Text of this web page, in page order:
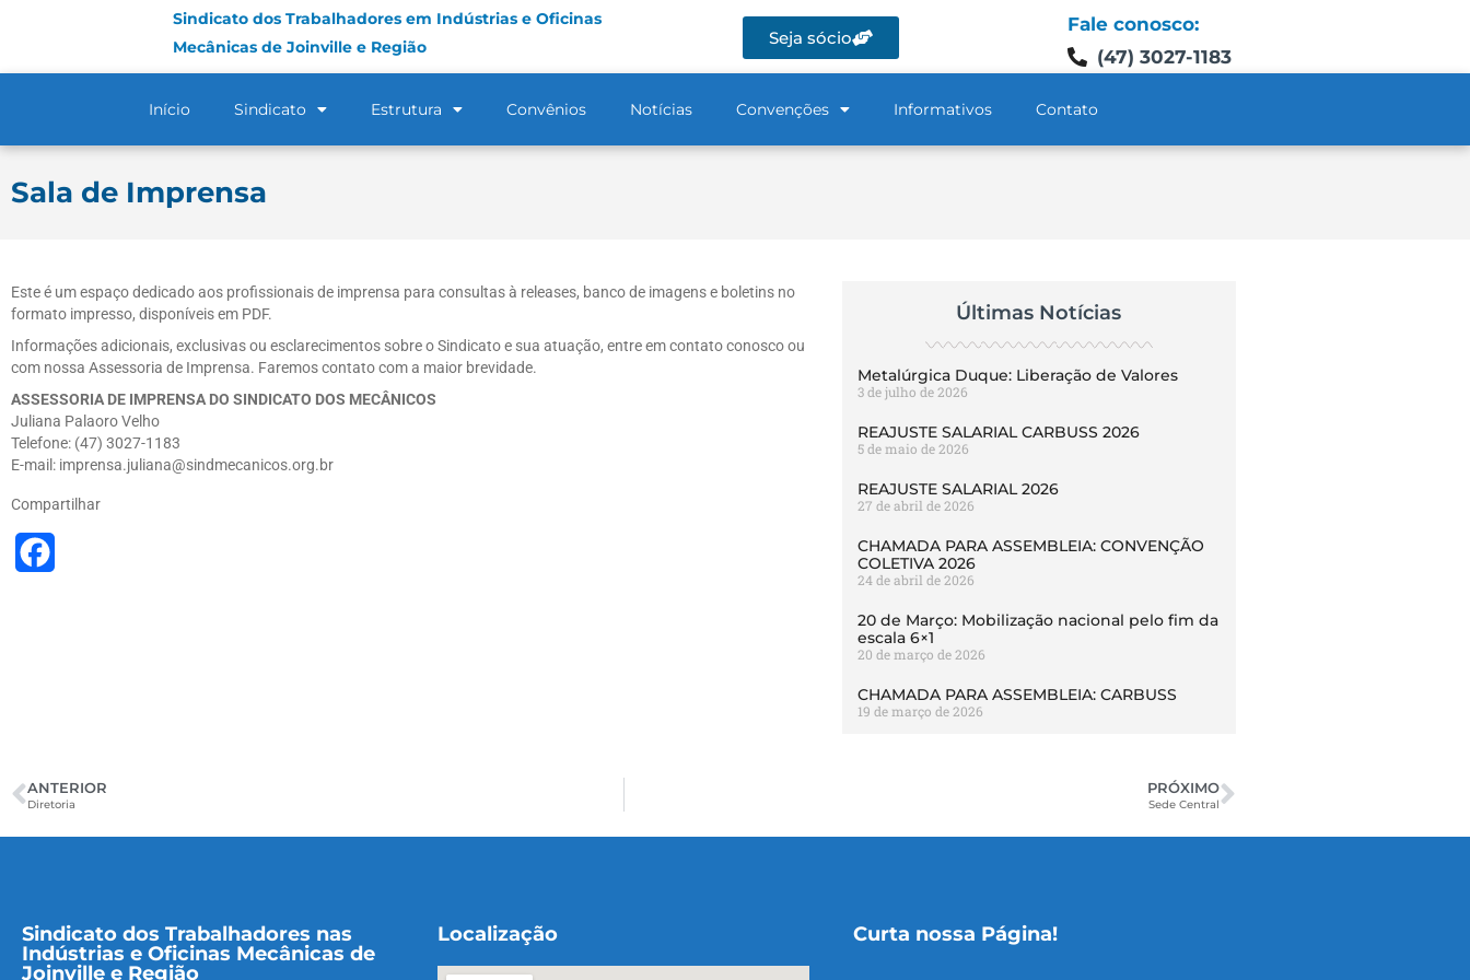
Sindicato dos Trabalhadores em Indústrias e Oficinas
Mecânicas de Joinville e Região
Seja sócio
Fale conosco:
(47) 3027-1183
Início Sindicato Estrutura Convênios Notícias Convenções Informativos Contato
Sala de Imprensa
Este é um espaço dedicado aos profissionais de imprensa para consultas à releases, banco de imagens e boletins no
formato impresso, disponíveis em PDF.
Informações adicionais, exclusivas ou esclarecimentos sobre o Sindicato e sua atuação, entre em contato conosco ou
com nossa Assessoria de Imprensa. Faremos contato com a maior brevidade.
ASSESSORIA DE IMPRENSA DO SINDICATO DOS MECÂNICOS
Juliana Palaoro Velho
Telefone: (47) 3027-1183
E-mail: imprensa.juliana@sindmecanicos.org.br
Compartilhar
Últimas Notícias
Metalúrgica Duque: Liberação de Valores
3 de julho de 2026
REAJUSTE SALARIAL CARBUSS 2026
5 de maio de 2026
REAJUSTE SALARIAL 2026
27 de abril de 2026
CHAMADA PARA ASSEMBLEIA: CONVENÇÃO
COLETIVA 2026
24 de abril de 2026
20 de Março: Mobilização nacional pelo fim da
escala 6×1
20 de março de 2026
CHAMADA PARA ASSEMBLEIA: CARBUSS
19 de março de 2026
ANTERIOR
Diretoria
PRÓXIMO
Sede Central
Sindicato dos Trabalhadores nas
Indústrias e Oficinas Mecânicas de
Joinville e Região
Localização Curta nossa Página!